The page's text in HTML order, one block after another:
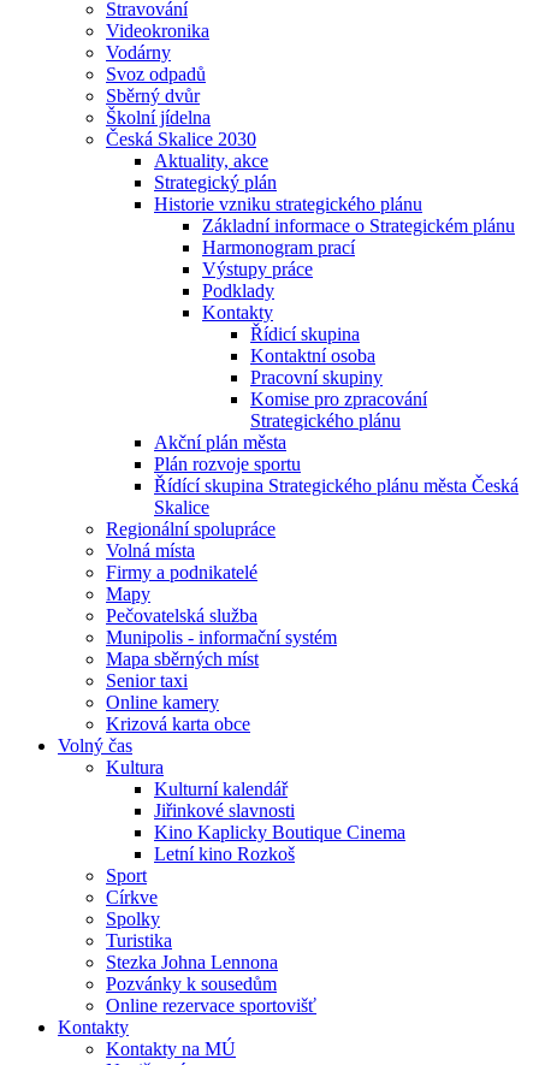
Stravování
Videokronika
Vodárny
Svoz odpadů
Sběrný dvůr
Školní jídelna
Česká Skalice 2030
Aktuality, akce
Strategický plán
Historie vzniku strategického plánu
Základní informace o Strategickém plánu
Harmonogram prací
Výstupy práce
Podklady
Kontakty
Řídicí skupina
Kontaktní osoba
Pracovní skupiny
Komise pro zpracování
Strategického plánu
Akční plán města
Plán rozvoje sportu
Řídící skupina Strategického plánu města Česká
Skalice
Regionální spolupráce
Volná místa
Firmy a podnikatelé
Mapy
Pečovatelská služba
Munipolis - informační systém
Mapa sběrných míst
Senior taxi
Online kamery
Krizová karta obce
Volný čas
Kultura
Kulturní kalendář
Jiřinkové slavnosti
Kino Kaplicky Boutique Cinema
Letní kino Rozkoš
Sport
Církve
Spolky
Turistika
Stezka Johna Lennona
Pozvánky k sousedům
Online rezervace sportovišť
Kontakty
Kontakty na MÚ